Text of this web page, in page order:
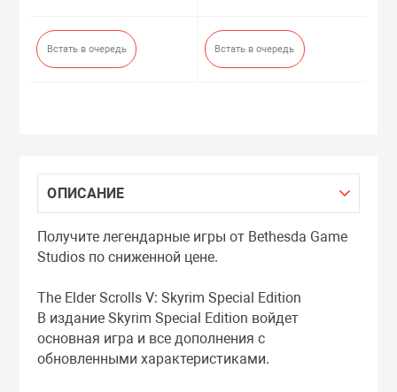
Встать в очередь Встать в очередь
ОПИСАНИЕ
Получите легендарные игры от Bethesda Game
Studios по сниженной цене.
The Elder Scrolls V: Skyrim Special Edition
В издание Skyrim Special Edition войдет
основная игра и все дополнения с
обновленными характеристиками.